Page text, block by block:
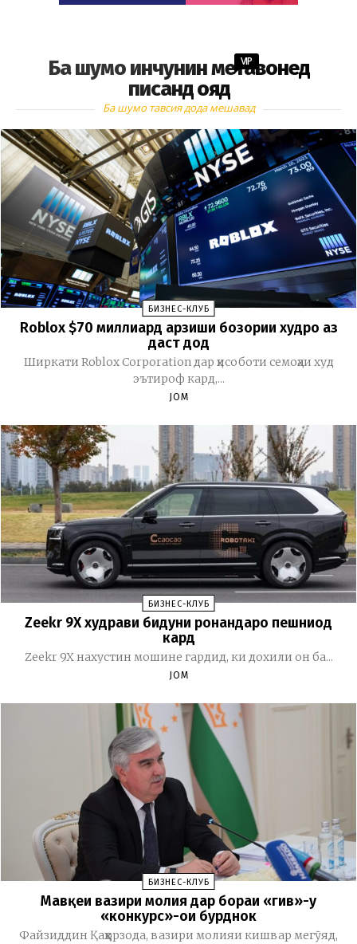
Ба шумо инчунин метавонед
писанд ояд
VIP
Ба шумо тавсия дода мешавад
БИЗНЕС-КЛУБ
Roblox $70 миллиард арзиши бозории худро аз
даст дод
Ширкати Roblox Corporation дар ҳисоботи семоҳаи худ
эътироф кард,...
JOM
БИЗНЕС-КЛУБ
Zeekr 9X худрави бидуни ронандаро пешниҳод
кард
Zeekr 9X нахустин мошине гардид, ки дохили он ба...
JOM
БИЗНЕС-КЛУБ
Мавқеи вазири молия дар бораи «гив»-у
«конкурс»-ҳои бурднок
Файзиддин Қаҳҳорзода, вазири молияи кишвар мегӯяд,